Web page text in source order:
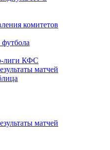
комитетов
лиги КФС
матчей
матчей